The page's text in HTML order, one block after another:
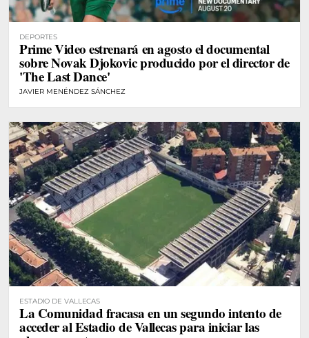
DEPORTES
Prime Video estrenará en agosto el documental
sobre Novak Djokovic producido por el director de
'The Last Dance'
JAVIER MENÉNDEZ SÁNCHEZ
ESTADIO DE VALLECAS
La Comunidad fracasa en un segundo intento de
acceder al Estadio de Vallecas para iniciar las